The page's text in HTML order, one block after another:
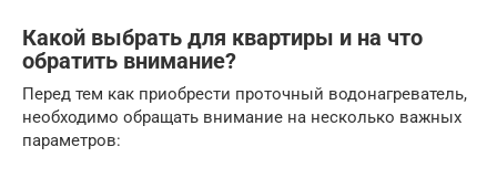
Какой выбрать для квартиры и на что
обратить внимание?
Перед тем как приобрести проточный водонагреватель,
необходимо обращать внимание на несколько важных
параметров: